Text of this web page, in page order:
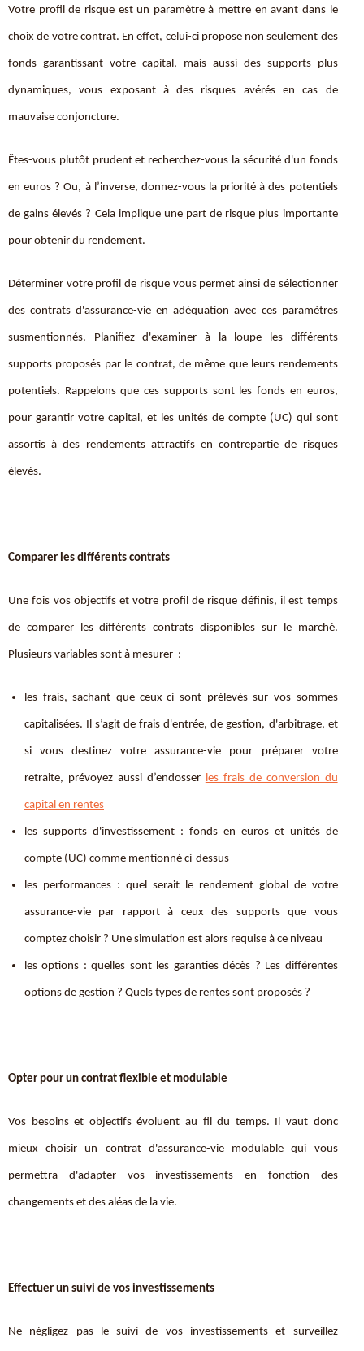
Votre profil de risque est un paramètre à mettre en avant dans le
choix de votre contrat. En effet, celui-ci propose non seulement des
fonds garantissant votre capital, mais aussi des supports plus
dynamiques, vous exposant à des risques avérés en cas de
mauvaise conjoncture.
Êtes-vous plutôt prudent et recherchez-vous la sécurité d'un fonds
en euros ? Ou, à l’inverse, donnez-vous la priorité à des potentiels
de gains élevés ? Cela implique une part de risque plus importante
pour obtenir du rendement.
Déterminer votre profil de risque vous permet ainsi de sélectionner
des contrats d'assurance-vie en adéquation avec ces paramètres
susmentionnés. Planifiez d'examiner à la loupe les différents
supports proposés par le contrat, de même que leurs rendements
potentiels. Rappelons que ces supports sont les fonds en euros,
pour garantir votre capital, et les unités de compte (UC) qui sont
assortis à des rendements attractifs en contrepartie de risques
élevés.
Comparer les différents contrats
Une fois vos objectifs et votre profil de risque définis, il est temps
de comparer les différents contrats disponibles sur le marché.
Plusieurs variables sont à mesurer :
les frais, sachant que ceux-ci sont prélevés sur vos sommes
capitalisées. Il s’agit de frais d'entrée, de gestion, d'arbitrage, et
si vous destinez votre assurance-vie pour préparer votre
retraite, prévoyez aussi d’endosser les frais de conversion du
capital en rentes
les supports d'investissement : fonds en euros et unités de
compte (UC) comme mentionné ci-dessus
les performances : quel serait le rendement global de votre
assurance-vie par rapport à ceux des supports que vous
comptez choisir ? Une simulation est alors requise à ce niveau
les options : quelles sont les garanties décès ? Les différentes
options de gestion ? Quels types de rentes sont proposés ?
Opter pour un contrat flexible et modulable
Vos besoins et objectifs évoluent au fil du temps. Il vaut donc
mieux choisir un contrat d'assurance-vie modulable qui vous
permettra d'adapter vos investissements en fonction des
changements et des aléas de la vie.
Effectuer un suivi de vos investissements
Ne négligez pas le suivi de vos investissements et surveillez